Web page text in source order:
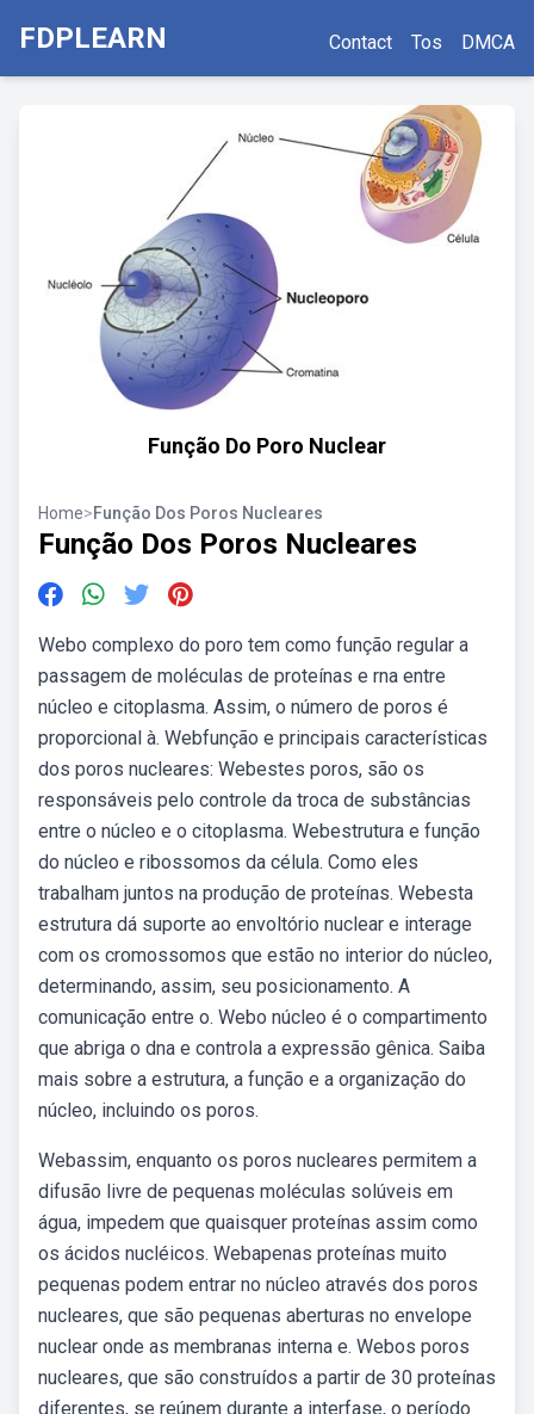
FDPLEARN Contact Tos DMCA
Função Do Poro Nuclear
Home>Função Dos Poros Nucleares
Função Dos Poros Nucleares
Webo complexo do poro tem como função regular a
passagem de moléculas de proteínas e rna entre
núcleo e citoplasma. Assim, o número de poros é
proporcional à. Webfunção e principais características
dos poros nucleares: Webestes poros, são os
responsáveis pelo controle da troca de substâncias
entre o núcleo e o citoplasma. Webestrutura e função
do núcleo e ribossomos da célula. Como eles
trabalham juntos na produção de proteínas. Webesta
estrutura dá suporte ao envoltório nuclear e interage
com os cromossomos que estão no interior do núcleo,
determinando, assim, seu posicionamento. A
comunicação entre o. Webo núcleo é o compartimento
que abriga o dna e controla a expressão gênica. Saiba
mais sobre a estrutura, a função e a organização do
núcleo, incluindo os poros.
Webassim, enquanto os poros nucleares permitem a
difusão livre de pequenas moléculas solúveis em
água, impedem que quaisquer proteínas assim como
os ácidos nucléicos. Webapenas proteínas muito
pequenas podem entrar no núcleo através dos poros
nucleares, que são pequenas aberturas no envelope
nuclear onde as membranas interna e. Webos poros
nucleares, que são construídos a partir de 30 proteínas
diferentes, se reúnem durante a interfase, o período